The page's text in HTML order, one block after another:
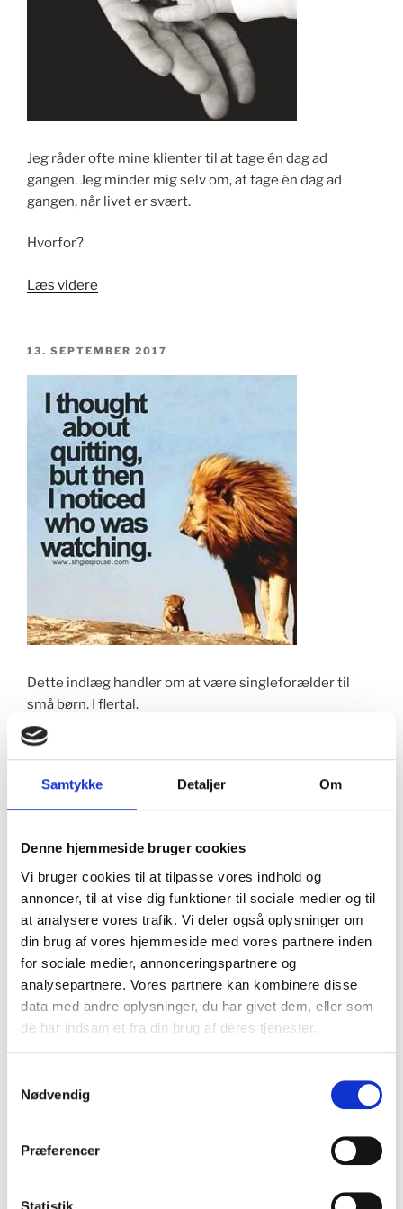
Samtykke Detaljer Om
Denne hjemmeside bruger cookies
Vi bruger cookies til at tilpasse vores indhold og
annoncer, til at vise dig funktioner til sociale medier og til
at analysere vores trafik. Vi deler også oplysninger om
din brug af vores hjemmeside med vores partnere inden
for sociale medier, annonceringspartnere og
analysepartnere. Vores partnere kan kombinere disse
data med andre oplysninger, du har givet dem, eller som
de har indsamlet fra din brug af deres tjenester.
Nødvendig
Præferencer
Jeg råder ofte mine klienter til at tage én dag ad
gangen. Jeg minder mig selv om, at tage én dag ad
gangen, når livet er svært.
Hvorfor?
Læs videre
gangen”
UDGIVET
13. SEPTEMBER 2017
Dette indlæg handler om at være singleforælder til
små børn. I flertal.
Små børn i flertal kræver dybe, rolige vejrtrækninger
når man er ene voksen i cirkusset. Og det uagtet om
børnene har en diagnose eller ej.
Alle små børn er krævende og alle singleforældre er
hverdagshelte.
Læs videre“Keep
sane
and
breathe”
UDGIVET
29. JUNI 2016